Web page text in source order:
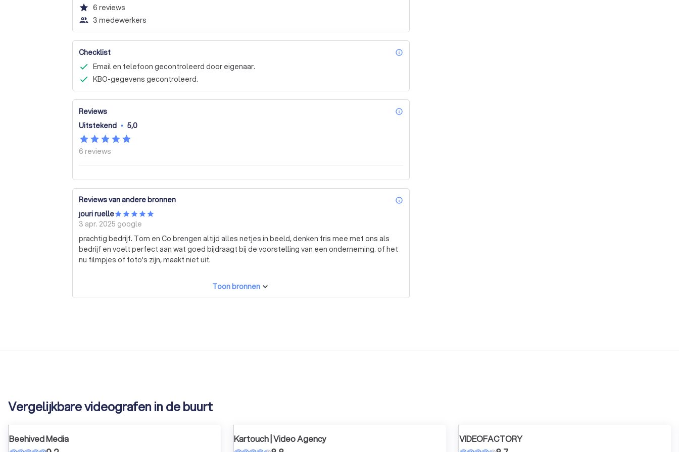
star 6 reviews
people_outline 3 medewerkers
Checklist info_outline
Email en telefoon gecontroleerd door eigenaar.
KBO-gegevens gecontroleerd.
Reviews info_outline
Uitstekend • 5,0
6 reviews
Reviews van andere bronnen info_outline
jouri ruelle
3 apr. 2025 google
prachtig bedrijf. Tom en Co brengen altijd alles netjes in beeld, denken fris mee met ons als
bedrijf en voelt perfect aan wat goed bijdraagt bij de voorstelling van een onderneming. of het
nu filmpjes of foto's zijn, maakt niet uit.
Toon bronnen
Vergelijkbare videografen in de buurt
Beehived Media Kartouch | Video Agency VIDEOFACTORY